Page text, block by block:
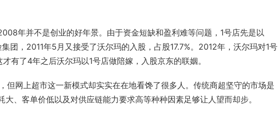
年并不是创业的好年景。由于资金短缺和盈利难等问题，1号店先是以
团，2011年5月又接受了沃尔玛的入股，占股17.7%。2012年，沃尔玛对1号
有了4年之后沃尔玛以1号店做陪嫁，入股京东的联姻。
但网上超市这一新模式却实实在在地看馋了很多人。传统商超坚守的市场是
、客单价低以及对供应链能力要求高等种种因素足够让人望而却步。